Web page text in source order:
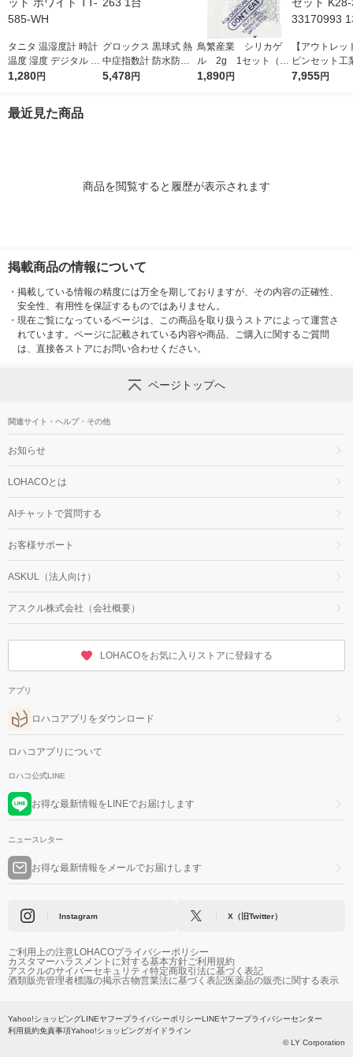
タニタ 温湿度計 時計
温度 湿度 デジタル 卓
上 マグネット ホワイ
1,280円
グロックス 黒球式 熱
中症指数計 防水防塵
WBGTー263 1台
5,478円
鳥繁産業 シリカゲ
ル 2g 1セット（50
0個：100個入×5袋）
1,890円
【アウトレッ
ピンセット工
オピンセット
7,955円
最近見た商品
商品を閲覧すると履歴が表示されます
掲載商品の情報について
・ 掲載している情報の精度には万全を期しておりますが、その内容の正確性、
安全性、有用性を保証するものではありません。
・ 現在ご覧になっているページは、この商品を取り扱うストアによって運営さ
れています。ページに記載されている内容や商品、ご購入に関するご質問
は、直接各ストアにお問い合わせください。
ページトップへ
関連サイト・ヘルプ・その他
お知らせ
LOHACOとは
AIチャットで質問する
お客様サポート
ASKUL（法人向け）
アスクル株式会社（会社概要）
LOHACOをお気に入りストアに登録する
アプリ
ロハコアプリをダウンロード
ロハコアプリについて
ロハコ公式LINE
お得な最新情報をLINEでお届けします
ニュースレター
お得な最新情報をメールでお届けします
Instagram X（旧Twitter）
ご利用上の注意LOHACOプライバシーポリシー
カスタマーハラスメントに対する基本方針ご利用規約
アスクルのサイバーセキュリティ特定商取引法に基づく表記
酒類販売管理者標識の掲示古物営業法に基づく表記医薬品の販売に関する表示
Yahoo!ショッピングLINEヤフープライバシーポリシーLINEヤフープライバシーセンター
利用規約免責事項Yahoo!ショッピングガイドライン
© LY Corporation